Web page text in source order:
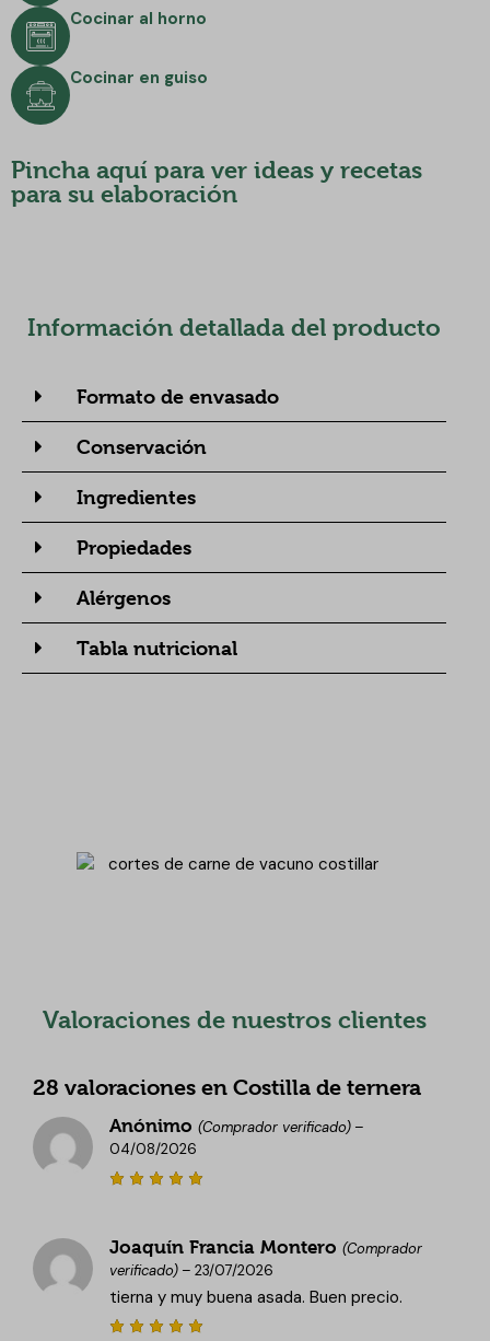
Cocinar al horno
Cocinar en guiso
Pincha aquí para ver ideas y recetas
para su elaboración
Información detallada del producto
Formato de envasado
Conservación
Ingredientes
Propiedades
Alérgenos
Tabla nutricional
Valoraciones de nuestros clientes
28 valoraciones en Costilla de ternera
Anónimo (Comprador verificado) –
04/08/2026
Joaquín Francia Montero (Comprador
verificado) – 23/07/2026
tierna y muy buena asada. Buen precio.